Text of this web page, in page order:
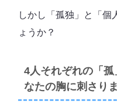
しかし「孤独」と「個
ょうか？
4人それぞれの「
なたの胸に刺さり